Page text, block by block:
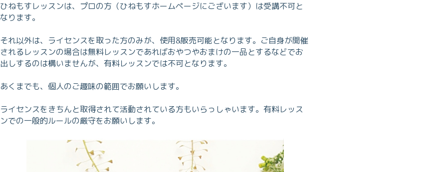
ひねもすレッスンは、プロの方（ひねもすホームページにございます）は受講不可と
なります。
それ以外は、ライセンスを取った方のみが、使用&販売可能となります。ご自身が開催
されるレッスンの場合は無料レッスンであればおやつやおまけの一品とするなどでお
出しするのは構いませんが、有料レッスンでは不可となります。
あくまでも、個人のご趣味の範囲でお願いします。
ライセンスをきちんと取得されて活動されている方もいらっしゃいます。有料レッス
ンでの一般的ルールの厳守をお願いします。